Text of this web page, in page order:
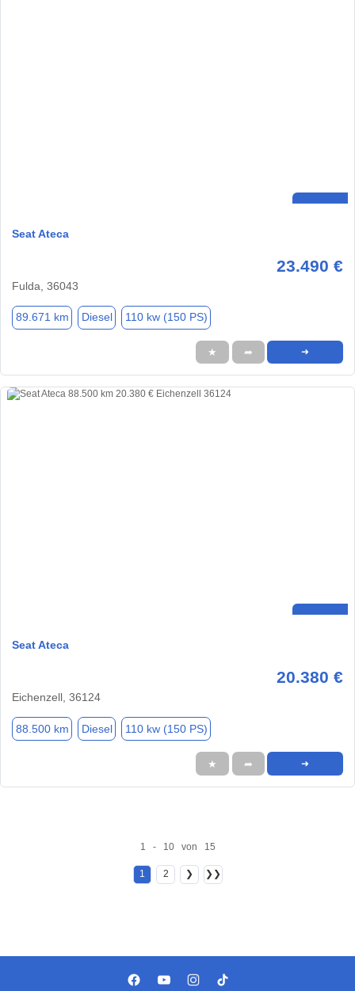
Seat Ateca
23.490 €
Fulda, 36043
89.671 km Diesel 110 kw (150 PS)
★ ➦ ➜
Seat Ateca
20.380 €
Eichenzell, 36124
88.500 km Diesel 110 kw (150 PS)
★ ➦ ➜
1 - 10 von 15
1 2 ❯ ❯❯